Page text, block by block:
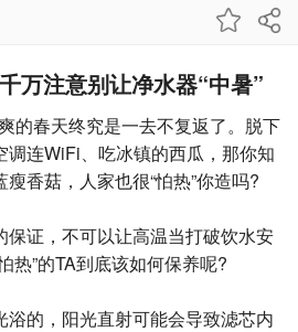
万注意别让净水器“中暑”
的春天终究是一去不复返了。脱下
调连WiFi、吃冰镇的西瓜，那你知
香菇，人家也很“怕热”你造吗?
保证，不可以让高温当打破饮水安
热”的TA到底该如何保养呢?
。
的，阳光直射可能会导致滤芯内